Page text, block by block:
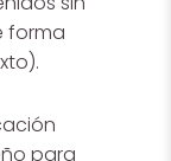
forma
para